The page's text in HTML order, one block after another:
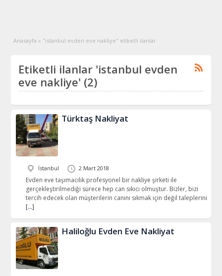
Anasayfa » "istanbul evden eve nakliye" etiketli ilanlar
Etiketli ilanlar 'istanbul evden
eve nakliye' (2)
Türktaş Nakliyat
İstanbul 2 Mart 2018
Evden eve taşımacılık profesyonel bir nakliye şirketi ile
gerçekleştirilmediği sürece hep can sıkıcı olmuştur. Bizler, bizi
tercih edecek olan müşterilerin canını sıkmak için değil taleplerini
[…]
Haliloğlu Evden Eve Nakliyat